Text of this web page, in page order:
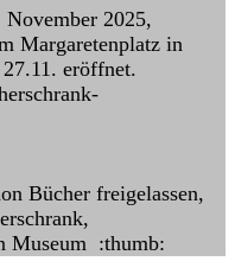
2025,
Margaretenplatz in
eröffnet.
Bücher freigelassen,
Museum :thumb: